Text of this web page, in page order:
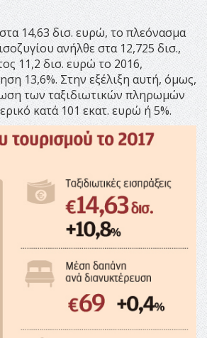
14,63 δισ. ευρώ, το πλεόνασμα
ανήλθε στα 12,725 δισ.,
11,2 δισ. ευρώ το 2016,
13,6%. Στην εξέλιξη αυτή, όμως,
των ταξιδιωτικών πληρωμών
κατά 101 εκατ. ευρώ ή 5%.